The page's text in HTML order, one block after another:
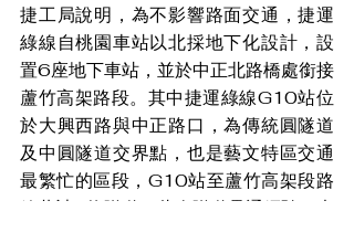
捷工局說明，為不影響路面交通，捷運
綠線自桃園車站以北採地下化設計，設
置6座地下車站，並於中正北路橋處銜接
蘆竹高架路段。其中捷運綠線G10站位
於大興西路與中正路口，為傳統圓隧道
及中圓隧道交界點，也是藝文特區交通
最繁忙的區段，G10站至蘆竹高架段路
線共計6條隧道，此次隧道貫通經驗，也